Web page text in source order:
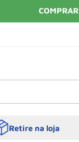
COMPRAR
Retire na loja